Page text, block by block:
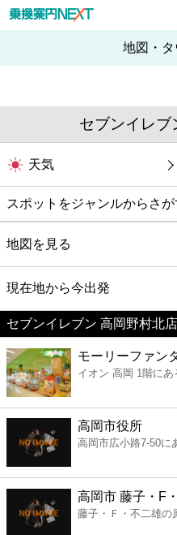
地図・
セブンイレブ
天気
スポットをジャンルからさが
グルメ
映画
美容
コンビニ
薬局
スーパー
エンタメ
地図を見る
現在地から今出発
セブンイレブン 高岡野村北
モーリーファン
イオン 高岡 1階に
高岡市役所
高岡市広小路7-50に
高岡市 藤子・F
藤子・Ｆ・不二雄の